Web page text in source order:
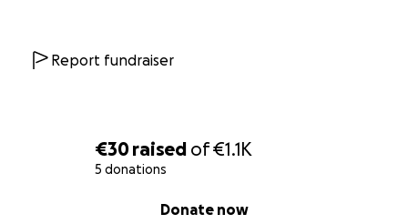
€30raised of€1.1K
5 donations
Donate now
Report fundraiser